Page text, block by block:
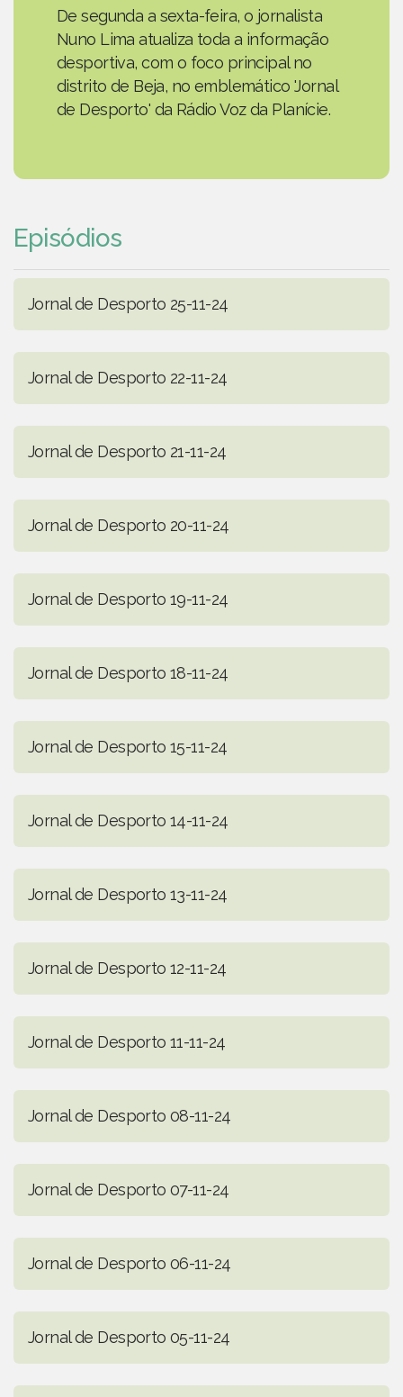
De segunda a sexta-feira, o jornalista
Nuno Lima atualiza toda a informação
desportiva, com o foco principal no
distrito de Beja, no emblemático 'Jornal
de Desporto' da Rádio Voz da Planície.
Episódios
Jornal de Desporto 25-11-24
Jornal de Desporto 22-11-24
Jornal de Desporto 21-11-24
Jornal de Desporto 20-11-24
Jornal de Desporto 19-11-24
Jornal de Desporto 18-11-24
Jornal de Desporto 15-11-24
Jornal de Desporto 14-11-24
Jornal de Desporto 13-11-24
Jornal de Desporto 12-11-24
Jornal de Desporto 11-11-24
Jornal de Desporto 08-11-24
Jornal de Desporto 07-11-24
Jornal de Desporto 06-11-24
Jornal de Desporto 05-11-24